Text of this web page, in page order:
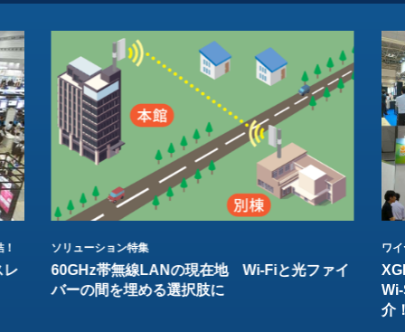
レ
ソリューション特集
60GHz帯無線LANの現在地 Wi-Fiと光ファイ
バーの間を埋める選択肢に
ワ
介